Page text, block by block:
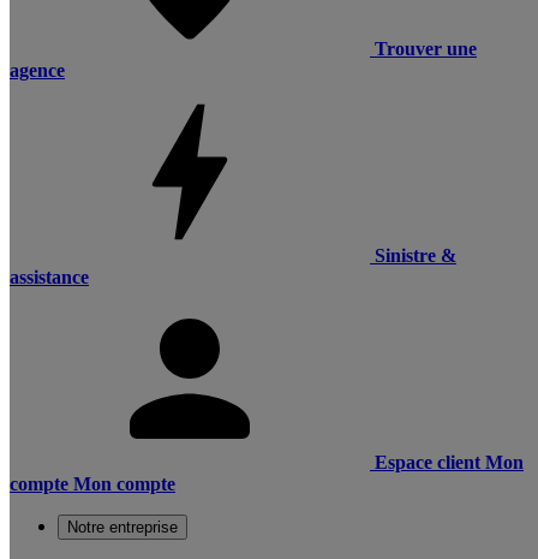
Trouver une
agence
Sinistre &
assistance
Espace client Mon
compte Mon compte
Notre entreprise